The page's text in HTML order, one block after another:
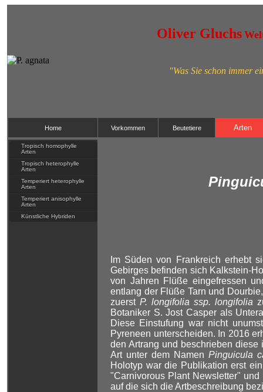
Oliver Gluchs
"Was Sie schon immer
Home Vorkommen Beutetiere Arten
Tropisch homophylle
Arten
Tropisch heterophylle
Arten
Temperiert heterophylle
Arten
Temperiert anisophylle
Arten
Künstliche Hybriden
Im Süden von Frankreich erhebt
Gebirges befinden sich Kalkstein-
von Jahren Flüße eingefressen
entlang der Flüße Tarn und
zuerstP. longifolia ssp. longifolia
Botaniker S. Jost Casper als
Diese Einstufung war nicht
Pyreneen unterscheiden. In 2016
den Artrang und beschrieben diese
Art unter dem NamenPinguicula
Holotyp war die Publikation erst
"Carnivorous Plant Newsletter"
auf die sich die Artbeschreibung